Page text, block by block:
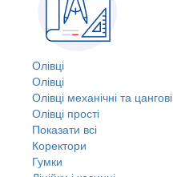
Олівці
Олівці
Олівці механічні та цангові
Олівці прості
Показати всі
Коректори
Гумки